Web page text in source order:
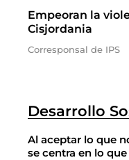
Empeoran la
Cisjordania
Corresponsal de IPS
Desarrollo
Al aceptar lo que
se centra en lo